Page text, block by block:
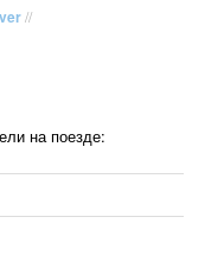
//
на поезде: